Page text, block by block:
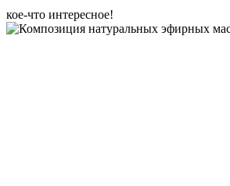
кое-что интересное!